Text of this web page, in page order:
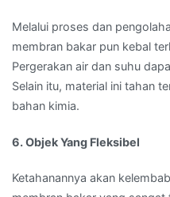
Melalui proses dan
membran bakar pun kebal
Pergerakan air dan suhu
Selain itu, material ini tahan
bahan kimia.
6. Objek Yang Fleksibel
Ketahanannya akan